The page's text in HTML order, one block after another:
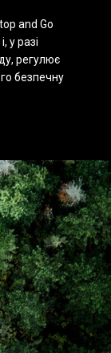
and Go
у разі
регулює
безпечну